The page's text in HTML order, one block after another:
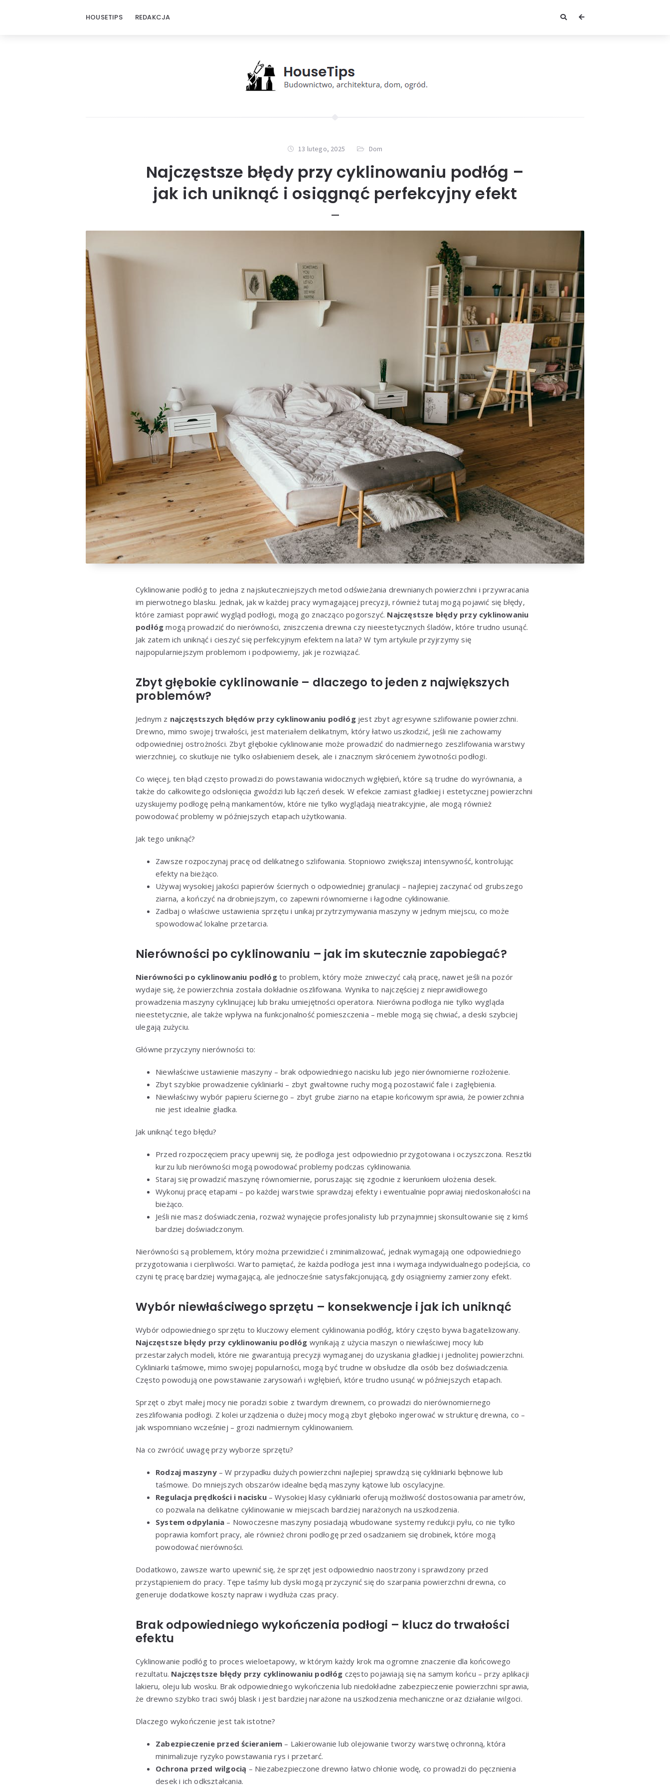
HOUSETIPS REDAKCJA
13 lutego, 2025 Dom
Najczęstsze błędy przy cyklinowaniu podłóg –
jak ich uniknąć i osiągnąć perfekcyjny efekt
Cyklinowanie podłóg to jedna z najskuteczniejszych metod odświeżania drewnianych powierzchni i przywracania
im pierwotnego blasku. Jednak, jak w każdej pracy wymagającej precyzji, również tutaj mogą pojawić się błędy,
które zamiast poprawić wygląd podłogi, mogą go znacząco pogorszyć. Najczęstsze błędy przy cyklinowaniu
podłóg mogą prowadzić do nierówności, zniszczenia drewna czy nieestetycznych śladów, które trudno usunąć.
Jak zatem ich uniknąć i cieszyć się perfekcyjnym efektem na lata? W tym artykule przyjrzymy się
najpopularniejszym problemom i podpowiemy, jak je rozwiązać.
Zbyt głębokie cyklinowanie – dlaczego to jeden z największych
problemów?
Jednym z najczęstszych błędów przy cyklinowaniu podłógjest zbyt agresywne szlifowanie powierzchni.
Drewno, mimo swojej trwałości, jest materiałem delikatnym, który łatwo uszkodzić, jeśli nie zachowamy
odpowiedniej ostrożności. Zbyt głębokie cyklinowanie może prowadzić do nadmiernego zeszlifowania warstwy
wierzchniej, co skutkuje nie tylko osłabieniem desek, ale i znacznym skróceniem żywotności podłogi.
Co więcej, ten błąd często prowadzi do powstawania widocznych wgłębień, które są trudne do wyrównania, a
także do całkowitego odsłonięcia gwoździ lub łączeń desek. W efekcie zamiast gładkiej i estetycznej powierzchni
uzyskujemy podłogę pełną mankamentów, które nie tylko wyglądają nieatrakcyjnie, ale mogą również
powodować problemy w późniejszych etapach użytkowania.
Jak tego uniknąć?
Zawsze rozpoczynaj pracę od delikatnego szlifowania. Stopniowo zwiększaj intensywność, kontrolując
efekty na bieżąco.
Używaj wysokiej jakości papierów ściernych o odpowiedniej granulacji – najlepiej zaczynać od grubszego
ziarna, a kończyć na drobniejszym, co zapewni równomierne i łagodne cyklinowanie.
Zadbaj o właściwe ustawienia sprzętu i unikaj przytrzymywania maszyny w jednym miejscu, co może
spowodować lokalne przetarcia.
Nierówności po cyklinowaniu – jak im skutecznie zapobiegać?
Nierówności po cyklinowaniu podłógto problem, który może zniweczyć całą pracę, nawet jeśli na pozór
wydaje się, że powierzchnia została dokładnie oszlifowana. Wynika to najczęściej z nieprawidłowego
prowadzenia maszyny cyklinującej lub braku umiejętności operatora. Nierówna podłoga nie tylko wygląda
nieestetycznie, ale także wpływa na funkcjonalność pomieszczenia – meble mogą się chwiać, a deski szybciej
ulegają zużyciu.
Główne przyczyny nierówności to:
Niewłaściwe ustawienie maszyny – brak odpowiedniego nacisku lub jego nierównomierne rozłożenie.
Zbyt szybkie prowadzenie cykliniarki – zbyt gwałtowne ruchy mogą pozostawić fale i zagłębienia.
Niewłaściwy wybór papieru ściernego – zbyt grube ziarno na etapie końcowym sprawia, że powierzchnia
nie jest idealnie gładka.
Jak uniknąć tego błędu?
Przed rozpoczęciem pracy upewnij się, że podłoga jest odpowiednio przygotowana i oczyszczona. Resztki
kurzu lub nierówności mogą powodować problemy podczas cyklinowania.
Staraj się prowadzić maszynę równomiernie, poruszając się zgodnie z kierunkiem ułożenia desek.
Wykonuj pracę etapami – po każdej warstwie sprawdzaj efekty i ewentualnie poprawiaj niedoskonałości na
bieżąco.
Jeśli nie masz doświadczenia, rozważ wynajęcie profesjonalisty lub przynajmniej skonsultowanie się z kimś
bardziej doświadczonym.
Nierówności są problemem, który można przewidzieć i zminimalizować, jednak wymagają one odpowiedniego
przygotowania i cierpliwości. Warto pamiętać, że każda podłoga jest inna i wymaga indywidualnego podejścia, co
czyni tę pracę bardziej wymagającą, ale jednocześnie satysfakcjonującą, gdy osiągniemy zamierzony efekt.
Wybór niewłaściwego sprzętu – konsekwencje i jak ich uniknąć
Wybór odpowiedniego sprzętu to kluczowy element cyklinowania podłóg, który często bywa bagatelizowany.
Najczęstsze błędy przy cyklinowaniu podłóg wynikają z użycia maszyn o niewłaściwej mocy lub
przestarzałych modeli, które nie gwarantują precyzji wymaganej do uzyskania gładkiej i jednolitej powierzchni.
Cykliniarki taśmowe, mimo swojej popularności, mogą być trudne w obsłudze dla osób bez doświadczenia.
Często powodują one powstawanie zarysowań i wgłębień, które trudno usunąć w późniejszych etapach.
Sprzęt o zbyt małej mocy nie poradzi sobie z twardym drewnem, co prowadzi do nierównomiernego
zeszlifowania podłogi. Z kolei urządzenia o dużej mocy mogą zbyt głęboko ingerować w strukturę drewna, co –
jak wspomniano wcześniej – grozi nadmiernym cyklinowaniem.
Na co zwrócić uwagę przy wyborze sprzętu?
Rodzaj maszyny– W przypadku dużych powierzchni najlepiej sprawdzą się cykliniarki bębnowe lub
taśmowe. Do mniejszych obszarów idealne będą maszyny kątowe lub oscylacyjne.
Regulacja prędkości i nacisku– Wysokiej klasy cykliniarki oferują możliwość dostosowania parametrów,
co pozwala na delikatne cyklinowanie w miejscach bardziej narażonych na uszkodzenia.
System odpylania – Nowoczesne maszyny posiadają wbudowane systemy redukcji pyłu, co nie tylko
poprawia komfort pracy, ale również chroni podłogę przed osadzaniem się drobinek, które mogą
powodować nierówności.
Dodatkowo, zawsze warto upewnić się, że sprzęt jest odpowiednio naostrzony i sprawdzony przed
przystąpieniem do pracy. Tępe taśmy lub dyski mogą przyczynić się do szarpania powierzchni drewna, co
generuje dodatkowe koszty napraw i wydłuża czas pracy.
Brak odpowiedniego wykończenia podłogi – klucz do trwałości
efektu
Cyklinowanie podłóg to proces wieloetapowy, w którym każdy krok ma ogromne znaczenie dla końcowego
rezultatu. Najczęstsze błędy przy cyklinowaniu podłóg często pojawiają się na samym końcu – przy aplikacji
lakieru, oleju lub wosku. Brak odpowiedniego wykończenia lub niedokładne zabezpieczenie powierzchni sprawia,
że drewno szybko traci swój blask i jest bardziej narażone na uszkodzenia mechaniczne oraz działanie wilgoci.
Dlaczego wykończenie jest tak istotne?
Zabezpieczenie przed ścieraniem – Lakierowanie lub olejowanie tworzy warstwę ochronną, która
minimalizuje ryzyko powstawania rys i przetarć.
Ochrona przed wilgocią – Niezabezpieczone drewno łatwo chłonie wodę, co prowadzi do pęcznienia
desek i ich odkształcania.